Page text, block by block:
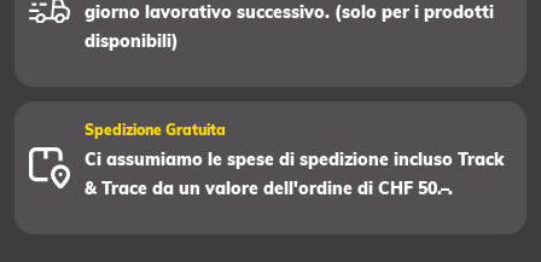
giorno lavorativo successivo. (solo per i prodotti
disponibili)
Spedizione Gratuita
Ci assumiamo le spese di spedizione incluso Track
& Trace da un valore dell'ordine di CHF 50.–.